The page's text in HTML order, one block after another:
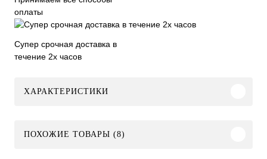
оплаты
Супер срочная доставка в
течение 2х часов
ХАРАКТЕРИСТИКИ
ПОХОЖИЕ ТОВАРЫ (8)